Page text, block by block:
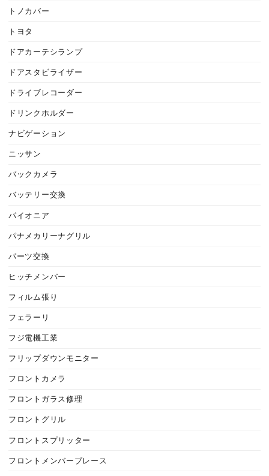
トノカバー
トヨタ
ドアカーテシランプ
ドアスタビライザー
ドライブレコーダー
ドリンクホルダー
ナビゲーション
ニッサン
バックカメラ
バッテリー交換
パイオニア
パナメカリーナグリル
パーツ交換
ヒッチメンバー
フィルム張り
フェラーリ
フジ電機工業
フリップダウンモニター
フロントカメラ
フロントガラス修理
フロントグリル
フロントスプリッター
フロントメンバーブレース